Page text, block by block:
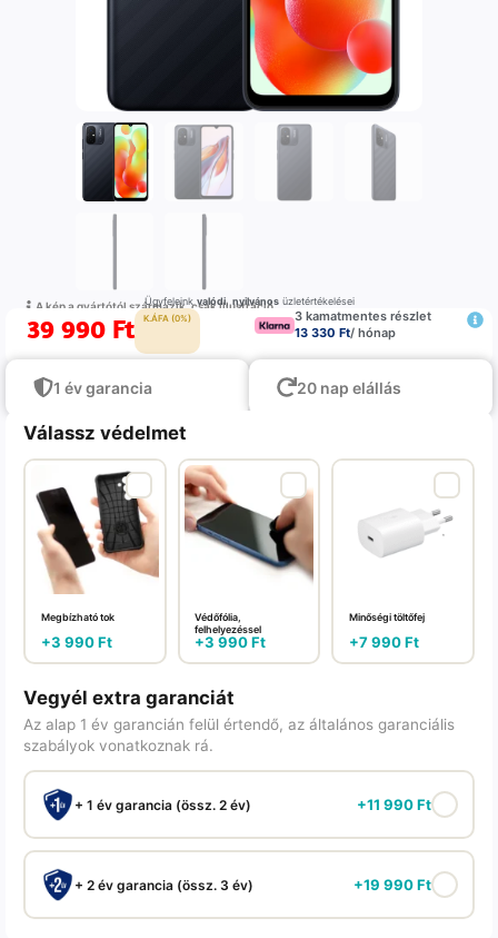
A kép a gyártótól származik, csak illustráció
Ügyfeleinkvalódi,nyilvánosüzletértékelései
39 990 Ft K.ÁFA (0%)
3 kamatmentes részlet
13 330 Ft/ hónap
1 év garancia 20 nap elállás
Válassz védelmet
Megbízható tok
+3 990Ft
Védőfólia,
felhelyezéssel
+3 990Ft
Minőségi töltőfej
+7 990Ft
Vegyél extra garanciát
Az alap 1 év garancián felül értendő, az általános garanciális
szabályok vonatkoznak rá.
+ 1 év garancia (össz. 2 év) +11 990Ft
+ 2 év garancia (össz. 3 év) +19 990Ft